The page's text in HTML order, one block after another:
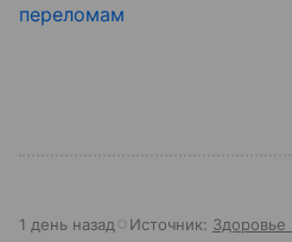
переломам
1 день назад Источник: Здоровье